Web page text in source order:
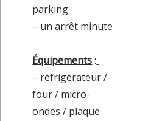
parking
– un arrêt minute
Équipements:
– réfrigérateur /
four / micro-
ondes / plaque